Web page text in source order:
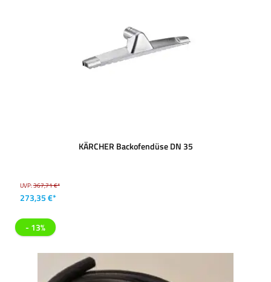
KÄRCHER Backofendüse DN 35
UVP:367,71 €*
273,35 €*
- 13%